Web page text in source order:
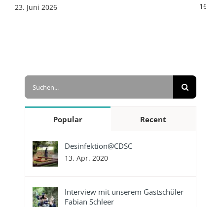
23. Juni 2026 16.
Suche
Popular Recent
Desinfektion@CDSC
13. Apr. 2020
Interview mit unserem Gastschüler
Fabian Schleer